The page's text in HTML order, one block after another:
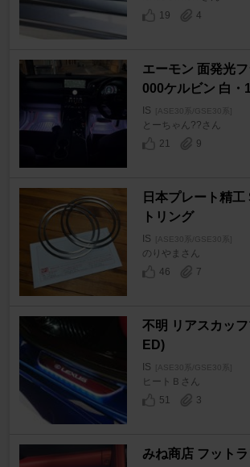
19
4
エーモン 面発光
000ケルビン 白・
IS [ASE30系/GSE30系]
とーちゃん??さん
21
9
日本プレート精工
トリング
IS [ASE30系/GSE30系]
のりやまさん
46
7
不明 リアスカッ
ED)
IS [ASE30系/GSE30系]
ヒートＢさん
51
3
みね商店 フット